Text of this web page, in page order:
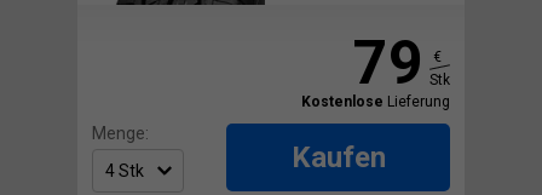
79
€
Stk
Kostenlose Lieferung
Menge:
Kaufen